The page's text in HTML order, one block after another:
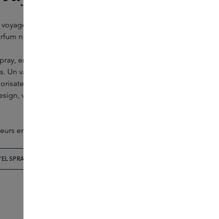
exigent
ne sont alors pas toujours pratiques.
emportez plus facilement votre parfum préféré
Un vaporisateur de parfum rechargeable conçu
de 5 ml est étanche, léger et facile à
vous gardez toujours votre parfum préféré à
emblématiques de Skins : bleu et beige.
SPRAY